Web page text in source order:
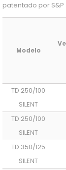
patentado por S&P
Modelo
TD 250/100
SILENT
TD 250/100
SILENT
TD 350/125
SILENT